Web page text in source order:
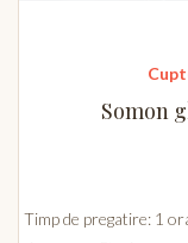
Somon
Timp de pregatire: 1